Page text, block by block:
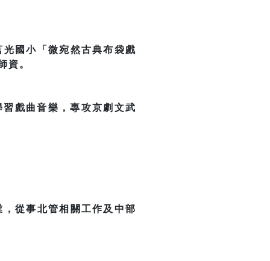
國小「微宛然古典布袋戲
資。
戲曲音樂，專攻京劇文武
從事北管相關工作及中部